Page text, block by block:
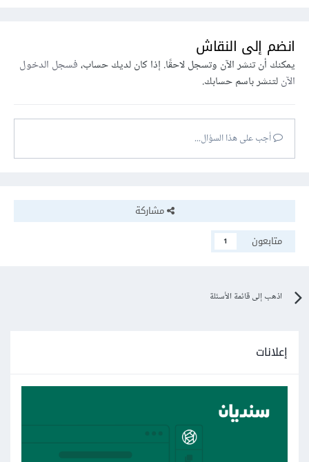
انضم إلى النقاش
يمكنك أن تنشر الآن وتسجل لاحقًا. إذا كان لديك حساب،فسجل الدخول
الآنلتنشر باسم حسابك.
أجب على هذا السؤال...
مشاركة
متابعون
1
اذهب إلى قائمة الأسئلة
إعلانات